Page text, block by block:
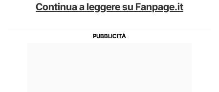
Continua a leggere su Fanpage.it